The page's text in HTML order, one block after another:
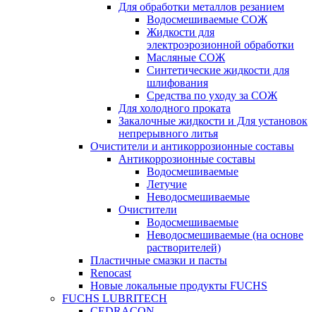
Для обработки металлов резанием
Водосмешиваемые СОЖ
Жидкости для
электроэрозионной обработки
Масляные СОЖ
Синтетические жидкости для
шлифования
Средства по уходу за СОЖ
Для холодного проката
Закалочные жидкости и Для установок
непрерывного литья
Очистители и антикоррозионные составы
Антикоррозионные составы
Водосмешиваемые
Летучие
Неводосмешиваемые
Очистители
Водосмешиваемые
Неводосмешиваемые (на основе
растворителей)
Пластичные смазки и пасты
Renocast
Новые локальные продукты FUCHS
FUCHS LUBRITECH